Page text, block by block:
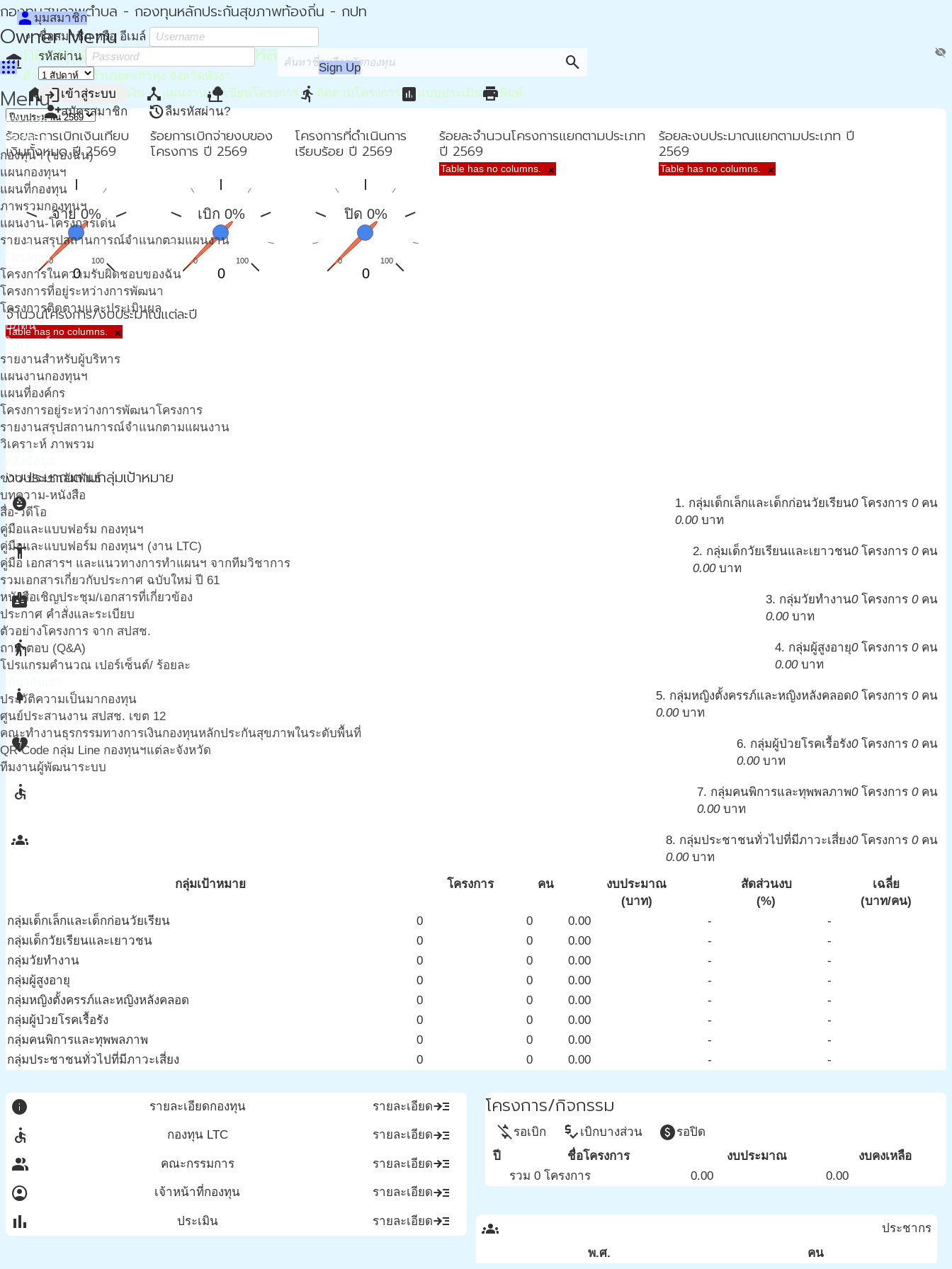
กองทุนสุขภาพตำบล - กองทุนหลักประกันสุขภาพท้องถิ่น - กปท
Owner Menu
apps
person มุมสมาชิก
ชื่อสมาชิก หรือ อีเมล์
รหัสผ่าน
visibility_off
loginเข้าสู่ระบบ
person_addสมัครสมาชิก restoreลืมรหัสผ่าน?
Sign Up
Menu
หน้าแรก
กองทุนฯ
กองทุนฯ (ของฉัน)
แผนกองทุนฯ
แผนที่กองทุน
ภาพรวมกองทุนฯ
แผนงาน-โครงการเด่น
รายงานสรุปสถานการณ์จำแนกตามแผนงาน
โครงการ
โครงการในความรับผิดชอบของฉัน
โครงการที่อยู่ระหว่างการพัฒนา
โครงการติดตามและประเมินผล
ปฎิทิน
วิเคราะห์
รายงานสำหรับผู้บริหาร
แผนงานกองทุนฯ
แผนที่องค์กร
โครงการอยู่ระหว่างการพัฒนาโครงการ
รายงานสรุปสถานการณ์จำแนกตามแผนงาน
วิเคราะห์ ภาพรวม
ข่าว-ประชาสัมพันธ์
บทความ-หนังสือ
สื่อ-วีดีโอ
คู่มือและแบบฟอร์ม กองทุนฯ
คู่มือและแบบฟอร์ม กองทุนฯ (งาน LTC)
คู่มือ เอกสารฯ และแนวทางการทำแผนฯ จากทีมวิชาการ
รวมเอกสารเกี่ยวกับประกาศ ฉบับใหม่ ปี 61
หนังสือเชิญประชุม/เอกสารที่เกี่ยวข้อง
ประกาศ คำสั่งและระเบียบ
ตัวอย่างโครงการ จาก สปสช.
ถาม-ตอบ (Q&A)
โปรแกรมคำนวณ เปอร์เซ็นต์/ ร้อยละ
ประวัติความเป็นมากองทุน
ศูนย์ประสานงาน สปสช. เขต 12
คณะทำงานธุรกรรมทางการเงินกองทุนหลักประกันสุขภาพในระดับพื้นที่
QR Code กลุ่ม Line กองทุนฯแต่ละจังหวัด
ทีมงานผู้พัฒนาระบบ
account_balanceกองทุนสุขภาพตำบล อบต.กะไหล
ตำบลกะไหล อำเภอตะกั่วทุ่ง จังหวัดพังงา
search
home หน้าหลักattach_moneyการเงิน device_hubแผนงานnature_peopleเขียนโครงการdirections_run ติดตามโครงการassessment แบบประเมินprintพิมพ์
ร้อยละการเบิกเงินเทียบ
เงินทั้งหมด ปี 2569
จ่าย 0%
0 100
0
ร้อยการเบิกจ่ายงบของ
โครงการ ปี 2569
เบิก 0%
0 100
0
โครงการที่ดำเนินการ
เรียบร้อย ปี 2569
ปิด 0%
0 100
0
ร้อยละจำนวนโครงการแยกตามประเภท
ปี 2569
Table has no columns. ×
ร้อยละงบประมาณแยกตามประเภท ปี
2569
Table has no columns. ×
จำนวนโครงการ/งบประมาณแต่ละปี
Table has no columns. ×
งบประมาณตามกลุ่มเป้าหมาย
child_care 1. กลุ่มเด็กเล็กและเด็กก่อนวัยเรียน0โครงการ 0คน
0.00บาท
accessibility_new 2. กลุ่มเด็กวัยเรียนและเยาวชน0โครงการ 0คน
0.00บาท
badge 3. กลุ่มวัยทำงาน0โครงการ 0คน
0.00บาท
elderly 4. กลุ่มผู้สูงอายุ0โครงการ 0คน
0.00บาท
pregnant_woman 5. กลุ่มหญิงตั้งครรภ์และหญิงหลังคลอด0โครงการ 0คน
0.00บาท
heart_broken 6. กลุ่มผู้ป่วยโรคเรื้อรัง0โครงการ 0คน
0.00บาท
accessible 7. กลุ่มคนพิการและทุพพลภาพ0โครงการ 0คน
0.00บาท
groups 8. กลุ่มประชาชนทั่วไปที่มีภาวะเสี่ยง0โครงการ 0คน
0.00บาท
กลุ่มเป้าหมาย
โครงการ คน
งบประมาณ
(บาท)
สัดส่วนงบ
(%)
เฉลี่ย
(บาท/คน)
กลุ่มเด็กเล็กและเด็กก่อนวัยเรียน
0 0 0.00 -
-
กลุ่มเด็กวัยเรียนและเยาวชน
0 0 0.00 -
-
กลุ่มวัยทำงาน
0 0 0.00 -
-
กลุ่มผู้สูงอายุ
0 0 0.00 -
-
กลุ่มหญิงตั้งครรภ์และหญิงหลังคลอด
0 0 0.00 -
-
กลุ่มผู้ป่วยโรคเรื้อรัง
0 0 0.00 -
-
กลุ่มคนพิการและทุพพลภาพ
0 0 0.00 -
-
กลุ่มประชาชนทั่วไปที่มีภาวะเสี่ยง
0 0 0.00 - -
โครงการ/กิจกรรม
money_off รอเบิก price_check เบิกบางส่วน paidรอปิด
ปี
ชื่อโครงการ งบประมาณ
งบคงเหลือ
รวม 0 โครงการ
0.00 0.00
info รายละเอียดกองทุน รายละเอียดread_more
accessible
กองทุน LTC รายละเอียดread_more
group
คณะกรรมการ รายละเอียดread_more
account_circle
เจ้าหน้าที่กองทุน รายละเอียดread_more
bar_chart
ประเมิน รายละเอียดread_more groups
ประชากร
พ.ศ.
คน